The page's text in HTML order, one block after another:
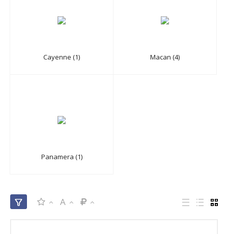
Cayenne (1) Macan (4)
Panamera (1)
A